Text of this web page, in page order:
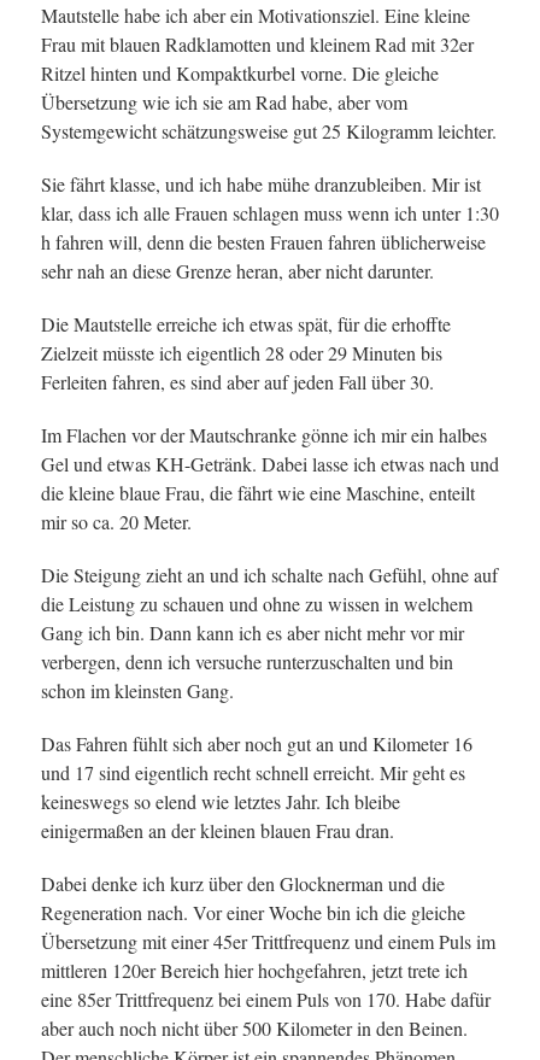
Mautstelle habe ich aber ein Motivationsziel. Eine kleine
Frau mit blauen Radklamotten und kleinem Rad mit 32er
Ritzel hinten und Kompaktkurbel vorne. Die gleiche
Übersetzung wie ich sie am Rad habe, aber vom
Systemgewicht schätzungsweise gut 25 Kilogramm leichter.
Sie fährt klasse, und ich habe mühe dranzubleiben. Mir ist
klar, dass ich alle Frauen schlagen muss wenn ich unter 1:30
h fahren will, denn die besten Frauen fahren üblicherweise
sehr nah an diese Grenze heran, aber nicht darunter.
Die Mautstelle erreiche ich etwas spät, für die erhoffte
Zielzeit müsste ich eigentlich 28 oder 29 Minuten bis
Ferleiten fahren, es sind aber auf jeden Fall über 30.
Im Flachen vor der Mautschranke gönne ich mir ein halbes
Gel und etwas KH-Getränk. Dabei lasse ich etwas nach und
die kleine blaue Frau, die fährt wie eine Maschine, enteilt
mir so ca. 20 Meter.
Die Steigung zieht an und ich schalte nach Gefühl, ohne auf
die Leistung zu schauen und ohne zu wissen in welchem
Gang ich bin. Dann kann ich es aber nicht mehr vor mir
verbergen, denn ich versuche runterzuschalten und bin
schon im kleinsten Gang.
Das Fahren fühlt sich aber noch gut an und Kilometer 16
und 17 sind eigentlich recht schnell erreicht. Mir geht es
keineswegs so elend wie letztes Jahr. Ich bleibe
einigermaßen an der kleinen blauen Frau dran.
Dabei denke ich kurz über den Glocknerman und die
Regeneration nach. Vor einer Woche bin ich die gleiche
Übersetzung mit einer 45er Trittfrequenz und einem Puls im
mittleren 120er Bereich hier hochgefahren, jetzt trete ich
eine 85er Trittfrequenz bei einem Puls von 170. Habe dafür
aber auch noch nicht über 500 Kilometer in den Beinen.